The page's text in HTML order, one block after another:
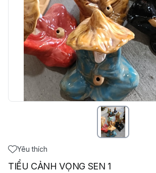
Yêu thích
TIỂU CẢNH VỌNG SEN 1